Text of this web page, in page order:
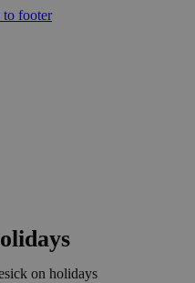
to footer
on holidays